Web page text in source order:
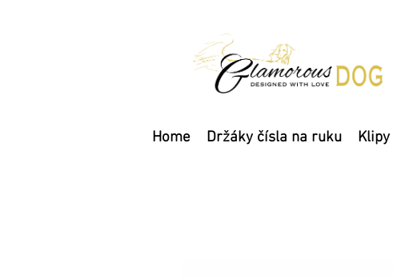
Home Držáky čísla na ruku Klipy